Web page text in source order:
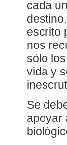
cada
escrito
nos
sólo
vida y
Se
apoyar